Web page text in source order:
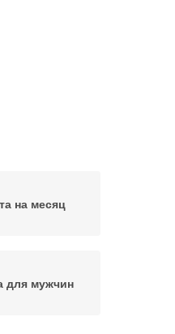
на месяц
для мужчин